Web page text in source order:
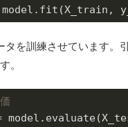
タを訓練させています。
。